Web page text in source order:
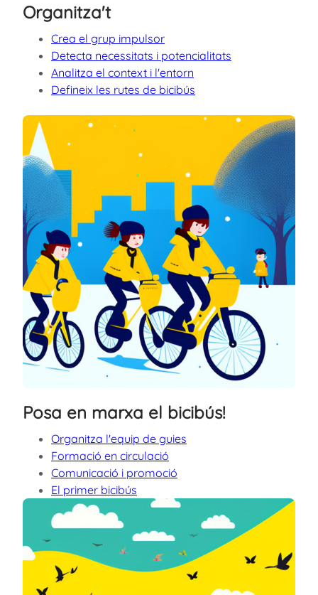
Organitza't
Crea el grup impulsor
Detecta necessitats i potencialitats
Analitza el context i l'entorn
Defineix les rutes de bicibús
Posa en marxa el bicibús!
Organitza l'equip de guies
Formació en circulació
Comunicació i promoció
El primer bicibús